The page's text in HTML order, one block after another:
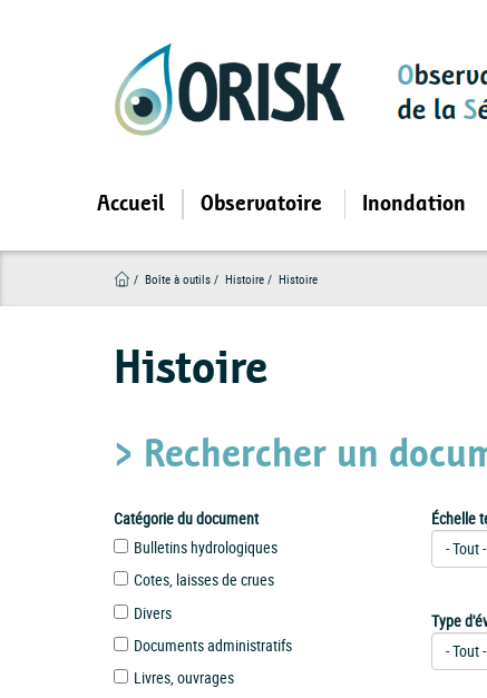
Accueil Observatoire Inondation
Boîte à outils Histoire Histoire
Histoire
> Rechercher un
Catégorie du document
Bulletins hydrologiques
Cotes, laisses de crues
Divers
Documents administratifs
Livres, ouvrages
Échelle
Type